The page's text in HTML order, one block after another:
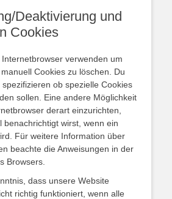
Deaktivierung und
Cookies
verwenden um
Cookies zu löschen. Du
ob spezielle Cookies
sollen. Eine andere Möglichkeit
derart einzurichten,
benachrichtigt wirst, wenn ein
Für weitere Information über
beachte die Anweisungen in der
Browsers.
dass unsere Website
richtig funktioniert, wenn alle